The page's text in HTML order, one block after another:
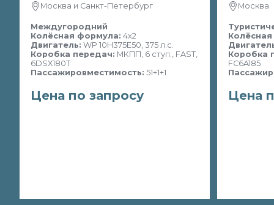
Москва и Санкт-Петербург
Междугородний
Колёсная формула: 4х2
Двигатель: WP 10H375E50, 375 л.с.
Коробка передач: МКПП, 6 ступ., FAST,
6DSX180T
Пассажировместимость: 51+1+1
Цена по запросу
Москва
Коробка
FC6A185
Цена